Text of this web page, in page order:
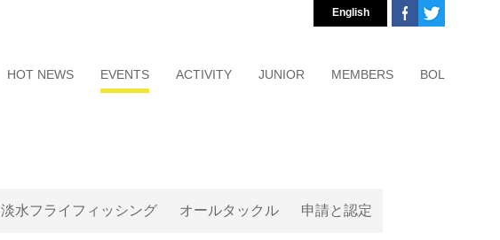
HOT NEWS EVENTS ACTIVITY JUNIOR MEMBERS BOL
English
淡水フライフィッシング オールタックル 申請と認定